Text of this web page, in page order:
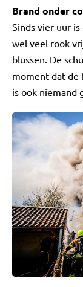
Brand onder
Sinds vier uur
wel veel rook
blussen. De
moment dat de
is ook niemand